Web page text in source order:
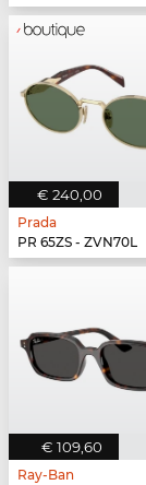
€ 240,00
Prada
PR 65ZS - ZVN70L
€ 109,60
Ray-Ban